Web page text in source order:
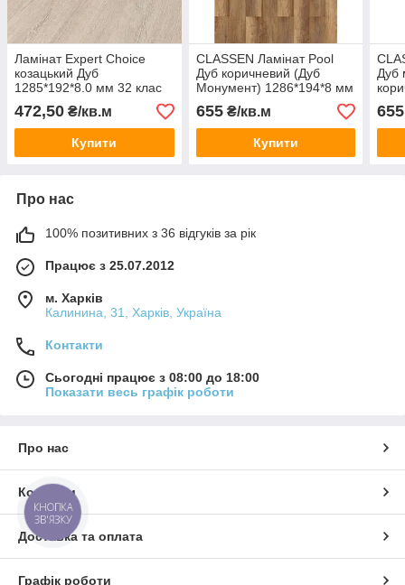
Ламінат Expert Choice
козацький Дуб
1285*192*8.0 мм 32 клас
9255
472,50 ₴/кв.м
Купити
CLASSEN Ламінат Pool
Дуб коричневий (Дуб
Монумент) 1286*194*8 мм
4V 32 кл 52537 (1,996
м2/8 шт) Німеччина
655₴/кв.м
Купити
Дуб
мм
м2/
655
Про нас
100% позитивних з 36 відгуків за рік
Працює з 25.07.2012
м. Харків
Калинина, 31, Харків, Україна
Контакти
Сьогодні працює з 08:00 до 18:00
Показати весь графік роботи
Про нас
Контакти
Доставка та оплата
Графік роботи
КНОПКА
ЗВ'ЯЗКУ